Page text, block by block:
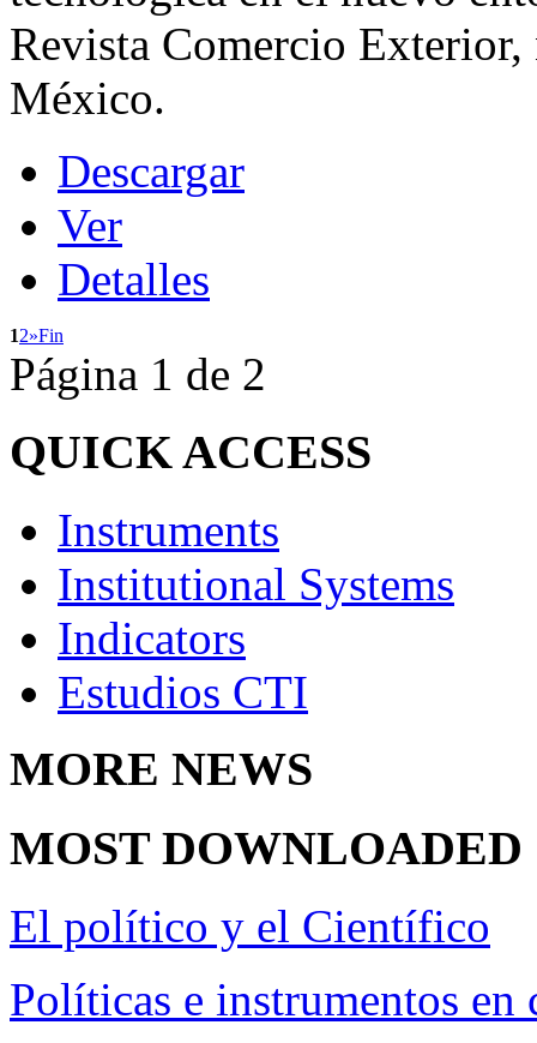
Revista Comercio
México.
Descargar
Ver
Detalles
12»Fin
Página 1 de 2
QUICKACCESS
Instruments
Institutional Systems
Indicators
Estudios CTI
MORE NEWS
MOST DOWNLOADED
El político y el Científico
Políticas e instrumentos